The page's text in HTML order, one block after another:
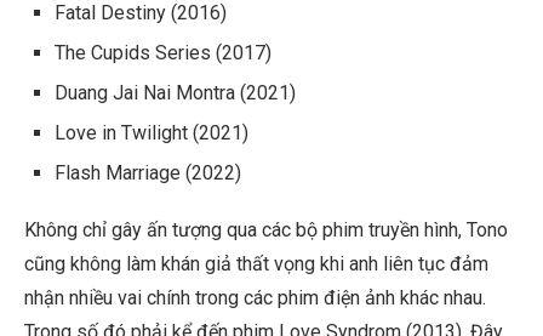
Fatal Destiny (2016)
The Cupids Series (2017)
Duang Jai Nai Montra (2021)
Love in Twilight (2021)
Flash Marriage (2022)
Không chỉ gây ấn tượng qua các bộ phim truyền hình, Tono
cũng không làm khán giả thất vọng khi anh liên tục đảm
nhận nhiều vai chính trong các phim điện ảnh khác nhau.